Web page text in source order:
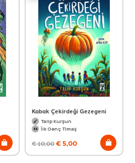
Kabak Çekirdeği Gezegeni
Talip Kurşun
İlk Genç Timaş
€10,00€5,00